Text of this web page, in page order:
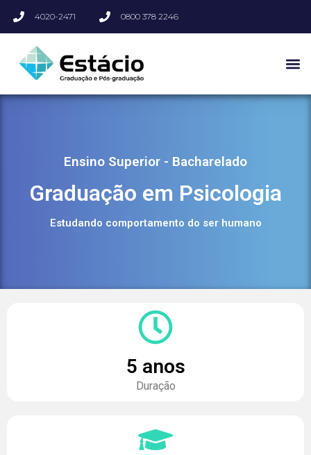
4020-2471 0800 378 2246
Ensino Superior - Bacharelado
Graduação em Psicologia
Estudando comportamento do ser humano
5 anos
Duração